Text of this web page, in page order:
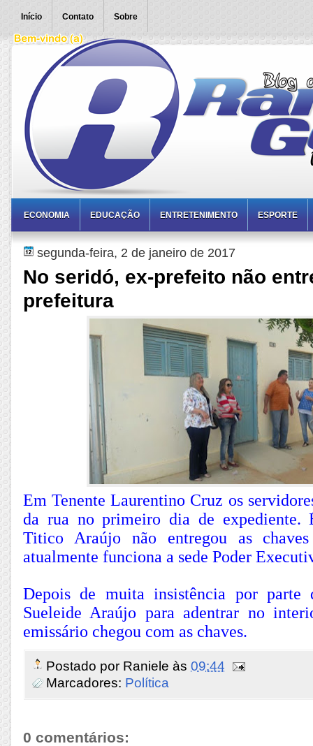
Início Contato Sobre
ECONOMIA EDUCAÇÃO ENTRETENIMENTO ESPORTE
segunda-feira, 2 de janeiro de 2017
No seridó, ex-prefeito não
prefeitura
Em Tenente Laurentino Cruz os
da rua no primeiro dia de expediente.
Titico Araújo não entregou as
atualmente funciona a sede Poder
Depois de muita insistência por parte
Sueleide Araújo para adentrar no
emissário chegou com as chaves.
Postado por Raniele às 09:44
Marcadores: Política
0 comentários: